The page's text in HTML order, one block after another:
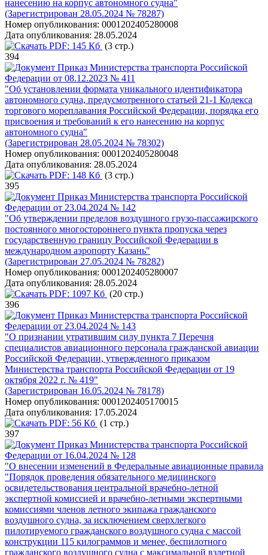
нанесению на корпус автономного судна"
(Зарегистрирован 28.05.2024 № 78287)
Номер опубликования: 0001202405280008
Дата опубликования: 28.05.2024
PDF: 145 Кб (3 стр.)
394
Приказ Министерства транспорта Российской
Федерации от 08.12.2023 № 411
"Об установлении формата уникального идентификатора
автономного судна, предусмотренного статьей 21-1 Кодекса
торгового мореплавания Российской Федерации, порядка его
присвоения и требований к его нанесению на корпус
автономного судна"
(Зарегистрирован 28.05.2024 № 78302)
Номер опубликования: 0001202405280048
Дата опубликования: 28.05.2024
PDF: 148 Кб (3 стр.)
395
Приказ Министерства транспорта Российской
Федерации от 23.04.2024 № 142
"Об утверждении пределов воздушного грузо-пассажирского
постоянного многостороннего пункта пропуска через
государственную границу Российской Федерации в
международном аэропорту Казань"
(Зарегистрирован 27.05.2024 № 78282)
Номер опубликования: 0001202405280007
Дата опубликования: 28.05.2024
PDF: 1097 Кб (20 стр.)
396
Приказ Министерства транспорта Российской
Федерации от 23.04.2024 № 143
"О признании утратившим силу пункта 7 Перечня
специалистов авиационного персонала гражданской авиации
Российской Федерации, утвержденного приказом
Министерства транспорта Российской Федерации от 19
октября 2022 г. № 419"
(Зарегистрирован 16.05.2024 № 78178)
Номер опубликования: 0001202405170015
Дата опубликования: 17.05.2024
PDF: 56 Кб (1 стр.)
397
Приказ Министерства транспорта Российской
Федерации от 16.04.2024 № 128
"О внесении изменений в Федеральные авиационные правила
"Порядок проведения обязательного медицинского
освидетельствования центральной врачебно-летной
экспертной комиссией и врачебно-летными экспертными
комиссиями членов летного экипажа гражданского
воздушного судна, за исключением сверхлегкого
пилотируемого гражданского воздушного судна с массой
конструкции 115 килограммов и менее, беспилотного
гражданского воздушного судна с максимальной взлетной